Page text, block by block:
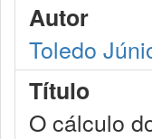
Autor
Toledo
Título
O cálculo